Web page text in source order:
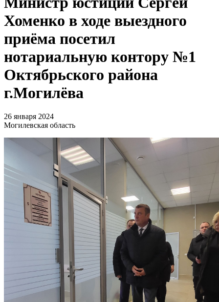
Хоменко в ходе выездного
приёма посетил
нотариальную контору №1
Октябрьского района
г.Могилёва
26 января 2024
Могилевская область